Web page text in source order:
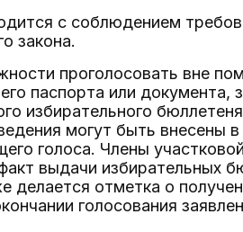
с соблюдением
закона.
проголосовать вне
паспорта или документа,
избирательного
могут быть внесены
голоса. Члены
выдачи избирательных
делается отметка о
голосования